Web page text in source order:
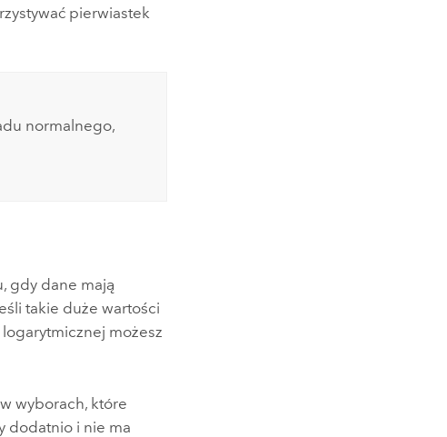
pierwiastek
normalnego,
gdy dane mają
takie duże wartości
możesz
wyborach, które
dodatnio i nie ma